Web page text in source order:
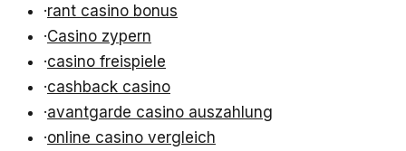
·rant casino bonus
·Casino zypern
·casino freispiele
·cashback casino
·avantgarde casino auszahlung
·online casino vergleich